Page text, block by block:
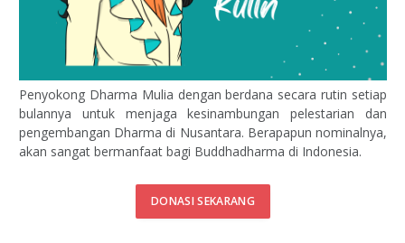
Penyokong Dharma Mulia dengan berdana secara rutin setiap
bulannya untuk menjaga kesinambungan pelestarian dan
pengembangan Dharma di Nusantara. Berapapun nominalnya,
akan sangat bermanfaat bagi Buddhadharma di Indonesia.
DONASI SEKARANG